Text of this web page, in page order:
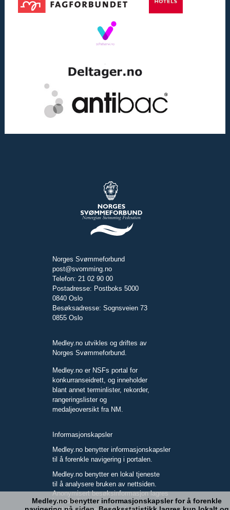
Norges Svømmeforbund
post@svomming.no
Telefon: 21 02 90 00
Postadresse: Postboks 5000
0840 Oslo
Besøksadresse: Sognsveien 73
0855 Oslo
Medley.no utvikles og driftes av
Norges Svømmeforbund.
Medley.no er NSFs portal for
konkurranseidrett, og inneholder
blant annet terminlister, rekorder,
rangeringslister og
medaljeoversikt fra NM.
Informasjonskapsler
Medley.no benytter informasjonskapsler
til å forenkle navigering i portalen.
Medley.no benytter en lokal tjeneste
til å analysere bruken av nettsiden.
Anonymisert besøksinformasjon lagres
kun lokalt.
Medley.no benytter informasjonskapsler for å forenkle